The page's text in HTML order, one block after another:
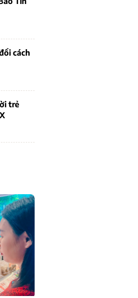
cách
trẻ